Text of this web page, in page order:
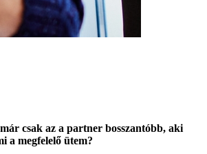
csak az a partner bosszantóbb, aki
a megfelelő ütem?